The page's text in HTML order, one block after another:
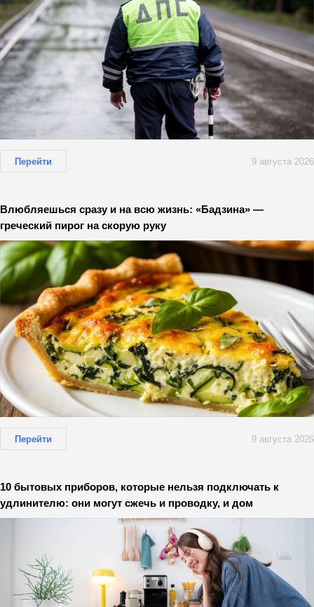
Перейти 9 августа 2026
Влюбляешься сразу и на всю жизнь: «Бадзина» —
греческий пирог на скорую руку
Перейти 9 августа 2026
10 бытовых приборов, которые нельзя подключать к
удлинителю: они могут сжечь и проводку, и дом